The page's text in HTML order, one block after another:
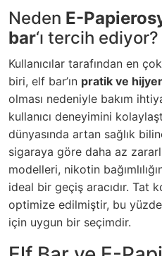
Neden E-
bar‘ı tercih ediyor?
Kullanıcılar tarafından en
biri, elf bar’ın pratik ve
olması nedeniyle bakım
kullanıcı deneyimini
dünyasında artan sağlık
sigaraya göre daha az
modelleri, nikotin
ideal bir geçiş aracıdır. Tat
optimize edilmiştir, bu
için uygun bir seçimdir.